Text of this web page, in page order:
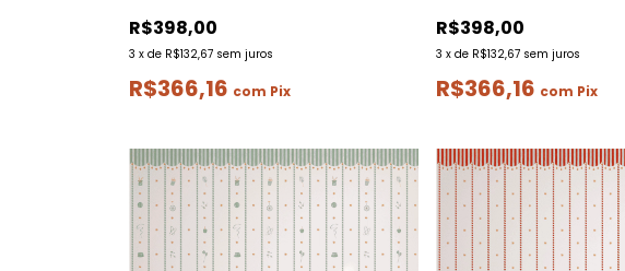
R$398,00
3 x de R$132,67 sem juros
R$366,16 com Pix
R$398,00
3 x de R$132,67 sem juros
R$366,16 com Pix